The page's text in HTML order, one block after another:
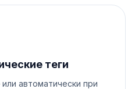
теги
автоматически при